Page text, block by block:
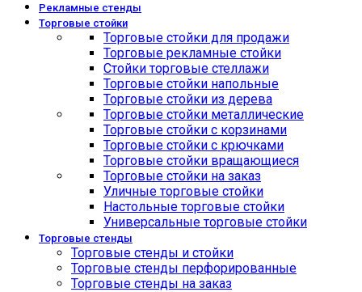
Рекламные стенды
Торговые стойки
Торговые стойки для продажи
Торговые рекламные стойки
Стойки торговые стеллажи
Торговые стойки напольные
Торговые стойки из дерева
Торговые стойки металлические
Торговые стойки с корзинами
Торговые стойки с крючками
Торговые стойки вращающиеся
Торговые стойки на заказ
Уличные торговые стойки
Настольные торговые стойки
Универсальные торговые стойки
Торговые стенды
Торговые стенды и стойки
Торговые стенды перфорированные
Торговые стенды на заказ